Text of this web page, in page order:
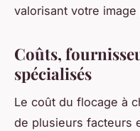
valorisant votre
Coûts,
spécialisés
Le coût du flocage à
de plusieurs facteurs